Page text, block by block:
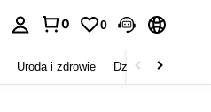
0 0
Uroda i zdrowie Dzieci